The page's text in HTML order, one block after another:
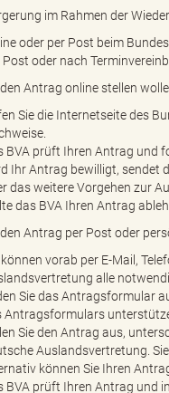
im Rahmen der
oder per Post beim
Post oder nach
Antrag online stellen
Sie die Internetseite des
BVA prüft Ihren Antrag und
Ihr Antrag bewilligt, sendet
das weitere Vorgehen zur
das BVA Ihren Antrag
Antrag per Post oder
können vorab per E-Mail,
alle
Sie das Antragsformular
Antragsformulars
Sie den Antrag aus,
Auslandsvertretung.
können Sie Ihren
BVA prüft Ihren Antrag und